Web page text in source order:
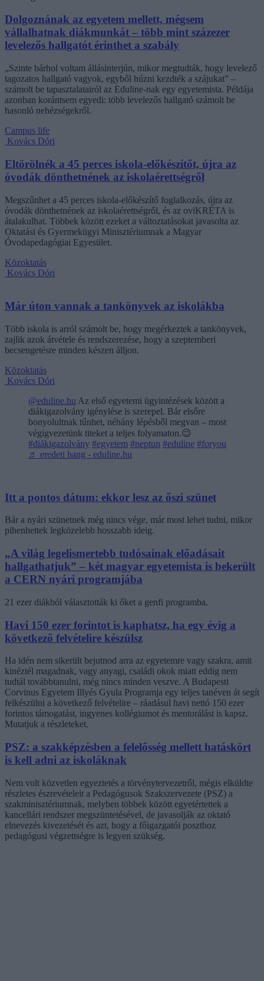
Dolgoznának az egyetem mellett, mégsem
vállalhatnak diákmunkát – több mint százezer
levelezős hallgatót érinthet a szabály
„Szinte bárhol voltam állásinterjún, mikor megtudták, hogy levelező
tagozatos hallgató vagyok, egyből húzni kezdték a szájukat” –
számolt be tapasztalatairól az Eduline-nak egy egyetemista. Példája
azonban korántsem egyedi: több levelezős hallgató számolt be
hasonló nehézségekről.
Campus life
Kovács Dóri
Eltörölnék a 45 perces iskola-előkészítőt, újra az
óvodák dönthetnének az iskolaérettségről
Megszűnhet a 45 perces iskola-előkészítő foglalkozás, újra az
óvodák dönthetnének az iskolaérettségről, és az oviKRÉTA is
átalakulhat. Többek között ezeket a változtatásokat javasolta az
Oktatási és Gyermekügyi Minisztériumnak a Magyar
Óvodapedagógiai Egyesület.
Közoktatás
Kovács Dóri
Már úton vannak a tankönyvek az iskolákba
Több iskola is arról számolt be, hogy megérkeztek a tankönyvek,
zajlik azok átvétele és rendszerezése, hogy a szeptemberi
becsengetésre minden készen álljon.
Közoktatás
Kovács Dóri
@eduline.hu Az első egyetemi ügyintézések között a
diákigazolvány igénylése is szerepel. Bár elsőre
bonyolultnak tűnhet, néhány lépésből megvan – most
végigvezetünk titeket a teljes folyamaton.😉
#diákigazolvány #egyetem #neptun #eduline #foryou
♬ eredeti hang - eduline.hu
Itt a pontos dátum: ekkor lesz az őszi szünet
Bár a nyári szünetnek még nincs vége, már most lehet tudni, mikor
pihenhettek legközelebb hosszabb ideig.
„A világ legelismertebb tudósainak előadásait
hallgathatjuk” – két magyar egyetemista is bekerült
a CERN nyári programjába
21 ezer diákból választották ki őket a genfi programba.
Havi 150 ezer forintot is kaphatsz, ha egy évig a
következő felvételire készülsz
Ha idén nem sikerült bejutnod arra az egyetemre vagy szakra, amit
kinéztél magadnak, vagy anyagi, családi okok miatt eddig nem
tudtál továbbtanulni, még nincs minden veszve. A Budapesti
Corvinus Egyetem Illyés Gyula Programja egy teljes tanéven át segít
felkészülni a következő felvételire – ráadásul havi nettó 150 ezer
forintos támogatást, ingyenes kollégiumot és mentorálást is kapsz.
Mutatjuk a részleteket.
PSZ: a szakképzésben a felelősség mellett hatáskört
is kell adni az iskoláknak
Nem volt közvetlen egyeztetés a törvénytervezetről, mégis elküldte
részletes észrevételeit a Pedagógusok Szakszervezete (PSZ) a
szakminisztériumnak, melyben többek között egyetértettek a
kancellári rendszer megszüntetésével, de javasolják az oktató
elnevezés kivezetését és azt, hogy a főigazgatói poszthoz
pedagógusi végzettségre is legyen szükség.